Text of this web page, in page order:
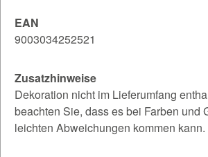
EAN
9003034252521
Zusatzhinweise
Dekoration nicht im Lieferumfang
beachten Sie, dass es bei Farben und
leichten Abweichungen kommen kann.